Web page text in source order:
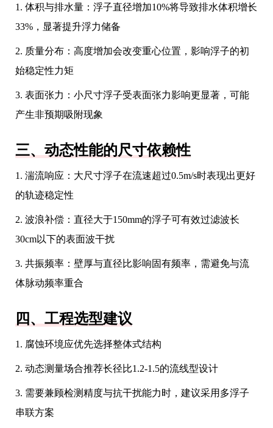
1. 体积与排水量：浮子直径增加10%将导致排水体积增长
33%，显著提升浮力储备
2. 质量分布：高度增加会改变重心位置，影响浮子的初
始稳定性力矩
3. 表面张力：小尺寸浮子受表面张力影响更显著，可能
产生非预期吸附现象
三、动态性能的尺寸依赖性
1. 湍流响应：大尺寸浮子在流速超过0.5m/s时表现出更好
的轨迹稳定性
2. 波浪补偿：直径大于150mm的浮子可有效过滤波长
30cm以下的表面波干扰
3. 共振频率：壁厚与直径比影响固有频率，需避免与流
体脉动频率重合
四、工程选型建议
1. 腐蚀环境应优先选择整体式结构
2. 动态测量场合推荐长径比1.2-1.5的流线型设计
3. 需要兼顾检测精度与抗干扰能力时，建议采用多浮子
串联方案